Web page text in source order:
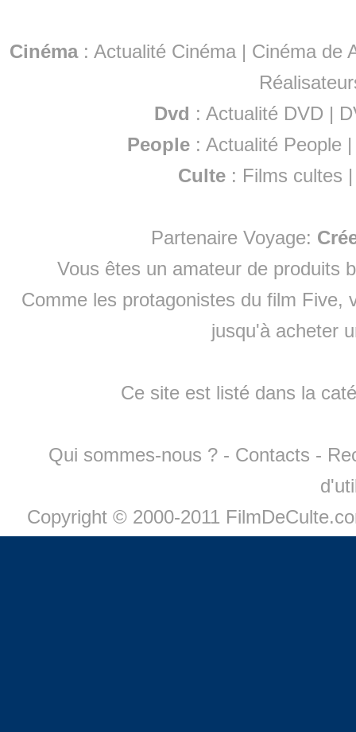
Cinéma: Actualité Cinéma | Cinéma de
Dvd : Actualité DVD |
People :Actualité People
Culte : Films cultes
Partenaire Voyage:
Vous êtes un amateur de produits
Comme les protagonistes du film Five,
jusqu'à acheter
Ce site est listé dans la
Qui sommes-nous ? - Contacts -
Copyright © 2000-2011